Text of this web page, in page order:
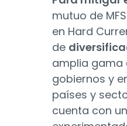
mutuo de
en Hard
de
amplia gama
gobiernos y
países y
cuenta con